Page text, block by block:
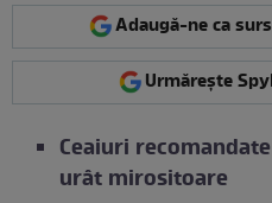
Adaugă-ne ca
Urmărește
Ceaiuri
urât mirositoare